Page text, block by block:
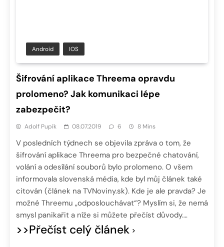
Android IOS
Šifrování aplikace Threema opravdu
prolomeno? Jak komunikaci lépe
zabezpečit?
Adolf Pupík 08.07.2019 6 8 Mins
V posledních týdnech se objevila zpráva o tom, že
šifrování aplikace Threema pro bezpečné chatování,
volání a odesílání souborů bylo prolomeno. O všem
informovala slovenská média, kde byl můj článek také
citován (článek na TVNoviny.sk). Kde je ale pravda? Je
možné Threemu „odposlouchávat“? Myslím si, že nemá
smysl panikařit a níže si můžete přečíst důvody….
>>Přečíst celý článek